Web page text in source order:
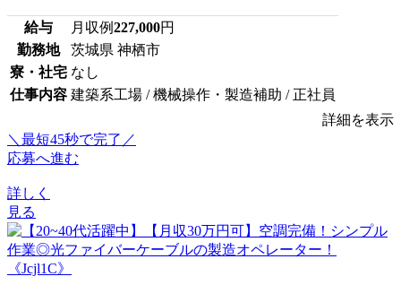
給与 月収例227,000円
勤務地
茨城県 神栖市
寮・社宅 なし
仕事内容 建築系工場 / 機械操作・製造補助 / 正社員
詳細を表示
＼最短45秒で完了／
応募へ進む
詳しく
見る